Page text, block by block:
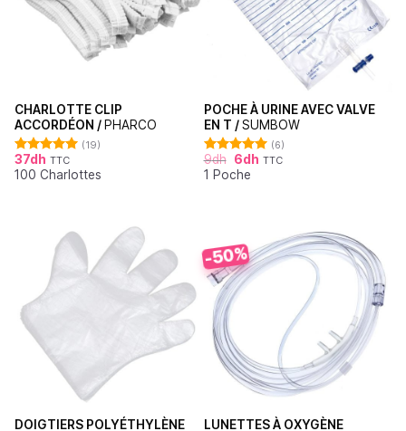
CHARLOTTE CLIP
ACCORDÉON / PHARCO
Note4.95
sur 5
(19)
37dh TTC
100 Charlottes
POCHE À URINE AVEC VALVE
EN T /SUMBOW
Note 5.00
sur 5
(6)
9dh 6dh TTC
1 Poche
DOIGTIERS POLYÉTHYLÈNE
-50%
LUNETTES À OXYGÈNE